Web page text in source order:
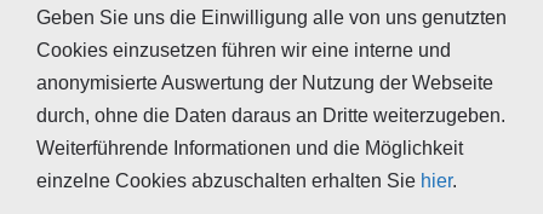
- 2-
- BMC
- Carbendazol
- Derosal
- Bavistin
Geben Sie uns die Einwilligung alle von uns genutzten
Cookies einzusetzen führen wir eine interne und
anonymisierte Auswertung der Nutzung der Webseite
durch, ohne die Daten daraus an Dritte weiterzugeben.
Weiterführende Informationen und die Möglichkeit
einzelne Cookies abzuschalten erhalten Sie hier.